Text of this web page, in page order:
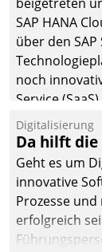
man auf
bewährte
Partner
agile
SAP HANA
über den
noch
Service (SaaS).
Digitalisierung
Da hilft
Geht es um
innovative
Prozesse
erfolgreich